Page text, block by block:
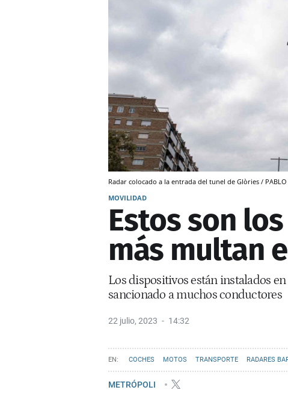
Radar colocado a la entrada del tunel de Glòries / PABLO
MOVILIDAD
Estos son
más multan
Los dispositivos están instalados
sancionado a muchos conductores
22 julio, 2023 14:32
COCHES MOTOS TRANSPORTE RADARES
METRÓPOLI